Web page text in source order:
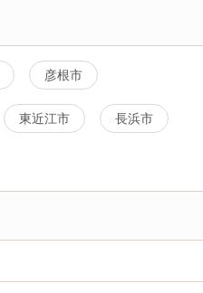
彦根市
東近江市 長浜市